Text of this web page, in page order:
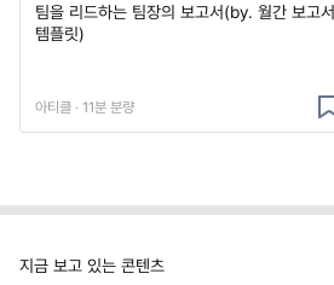
팀을 리드하는 팀장의 보고서(by. 월간 보고서
템플릿)
아티클 · 11분 분량
지금 보고 있는 콘텐츠